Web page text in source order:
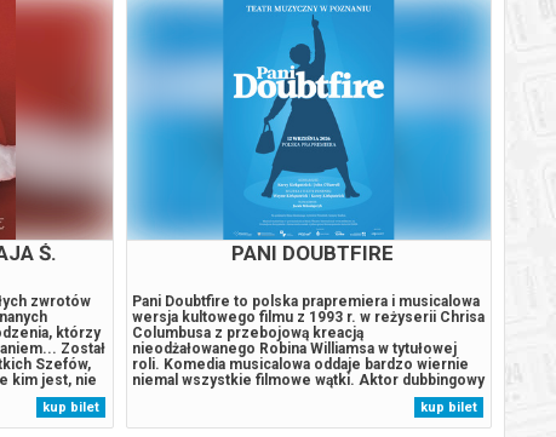
Ś.
zwrotów
którzy
Został
Szefów,
kim jest, nie
tego nie
stoją podkup bilet
PANI DOUBTFIRE
Pani Doubtfire to polska prapremiera i musicalowa
wersja kultowego filmu z 1993 r. w reżyserii Chrisa
Columbusa z przebojową kreacją
nieodżałowanego Robina Williamsa w tytułowej
roli. Komedia musicalowa oddaje bardzo wiernie
niemal wszystkie filmowe wątki. Aktor dubbingowy
Daniel traci pracę w studio z uwagi na swą
nadmierną kreatywność, doprowadzającą do szału
szefostwo. Sam jest ojcem trójki dzieci,...
kup bilet